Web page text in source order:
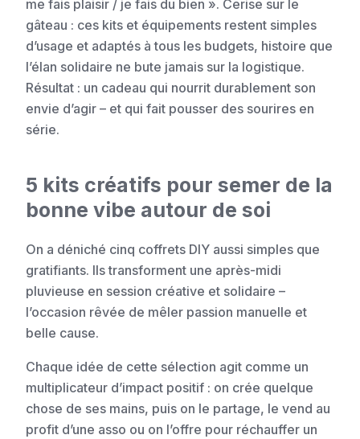
me fais plaisir / je fais du bien ». Cerise sur le
gâteau : ces kits et équipements restent simples
d’usage et adaptés à tous les budgets, histoire que
l’élan solidaire ne bute jamais sur la logistique.
Résultat : un cadeau qui nourrit durablement son
envie d’agir – et qui fait pousser des sourires en
série.
5 kits créatifs pour semer de la
bonne vibe autour de soi
On a déniché cinq coffrets DIY aussi simples que
gratifiants. Ils transforment une après-midi
pluvieuse en session créative et solidaire –
l’occasion rêvée de mêler passion manuelle et
belle cause.
Chaque idée de cette sélection agit comme un
multiplicateur d’impact positif : on crée quelque
chose de ses mains, puis on le partage, le vend au
profit d’une asso ou on l’offre pour réchauffer un